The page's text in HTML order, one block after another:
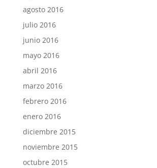
agosto 2016
julio 2016
junio 2016
mayo 2016
abril 2016
marzo 2016
febrero 2016
enero 2016
diciembre 2015
noviembre 2015
octubre 2015